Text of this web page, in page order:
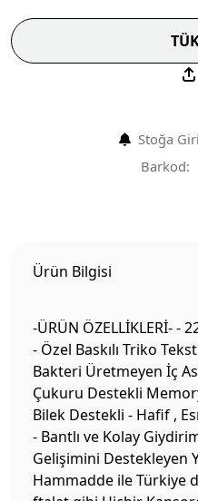
Stoğa
Barkod:
Ürün Bilgisi
-ÜRÜN ÖZELLİKLERİ- -
- Özel Baskılı Triko
Bakteri Üretmeyen İç
Çukuru Destekli
Bilek Destekli - Hafif ,
- Bantlı ve Kolay
Gelişimini Destekleyen
Hammadde ile Türkiye